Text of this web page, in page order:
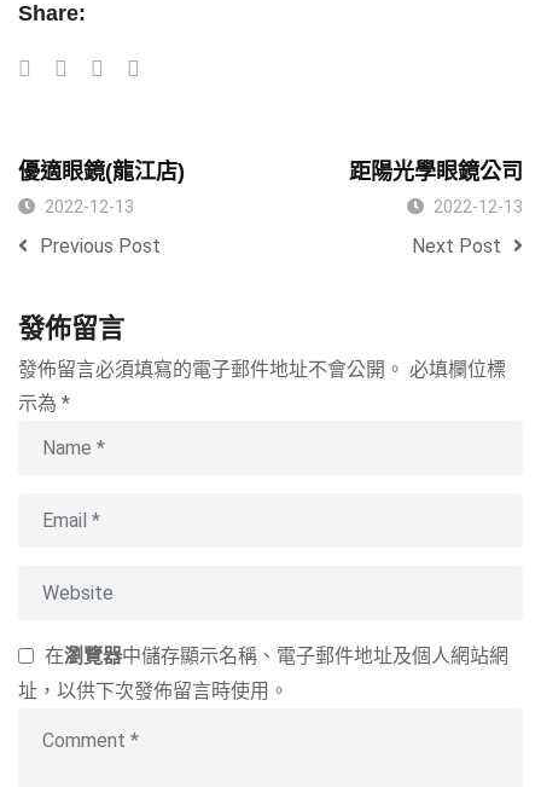
Share:
優適眼鏡(龍江店)
2022-12-13
Previous Post
距陽光學眼鏡公司
2022-12-13
Next Post
發佈留言
發佈留言必須填寫的電子郵件地址不會公開。 必填欄位標
示為 *
在瀏覽器中儲存顯示名稱、電子郵件地址及個人網站網
址，以供下次發佈留言時使用。